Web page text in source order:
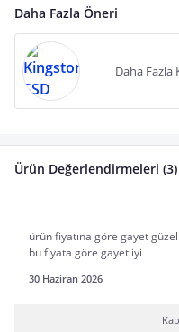
Daha Fazla Öneri
Daha Fazla
Ürün Değerlendirmeleri (3)
ürün fiyatına göre gayet
bu fiyata göre gayet iyi
30 Haziran 2026